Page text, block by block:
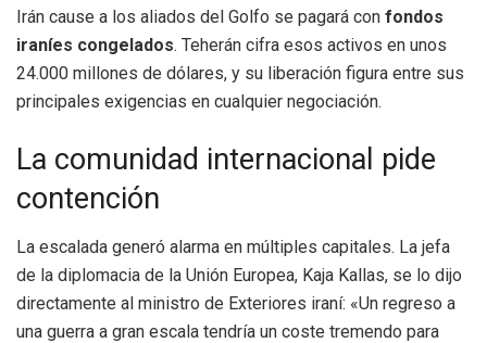
Irán cause a los aliados del Golfo se pagará con fondos
iraníes congelados. Teherán cifra esos activos en unos
24.000 millones de dólares, y su liberación figura entre sus
principales exigencias en cualquier negociación.
La comunidad internacional pide
contención
La escalada generó alarma en múltiples capitales. La jefa
de la diplomacia de la Unión Europea, Kaja Kallas, se lo dijo
directamente al ministro de Exteriores iraní: «Un regreso a
una guerra a gran escala tendría un coste tremendo para